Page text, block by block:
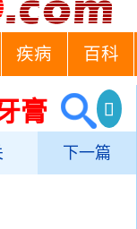
疾病 百科
膏
下一篇